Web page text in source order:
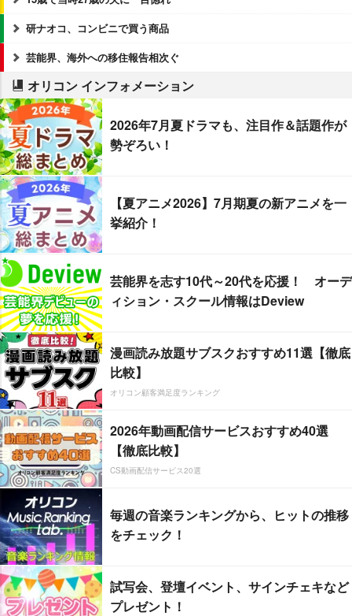
研ナオコ、コンビニで買う商品
芸能界、海外への移住報告相次ぐ
オリコン インフォメーション
2026年7月夏ドラマも、注目作＆話題作が
勢ぞろい！
【夏アニメ2026】7月期夏の新アニメを一
挙紹介！
芸能界を志す10代～20代を応援！ オーデ
ィション・スクール情報はDeview
漫画読み放題サブスクおすすめ11選【徹底
比較】
オリコン顧客満足度ランキング
2026年動画配信サービスおすすめ40選
【徹底比較】
CS動画配信サービス20選
毎週の音楽ランキングから、ヒットの推移
をチェック！
試写会、登壇イベント、サインチェキなど
プレゼント！